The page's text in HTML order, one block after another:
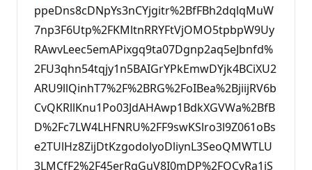
ppeDns8cDNpYs3nCYjgitr%2BfFBh2dqlqMuW
7np3F6Utp%2FKMltnRRYFtVjOMO5tpbpW9Uy
RAwvLeec5emAPixgq9ta07Dgnp2aq5eJbnfd%
2FU3qhn54tqjy1n5BAIGrYPkEmwDYjk4BCiXU2
ARU9llQinhT7%2F%2BRG%2FoIBea%2BjiijRV6b
CvQKRllKnu1Po03JdAHAwp1BdkXGVWa%2BfB
D%2Fc7LW4LHFNRU%2FF9swKSlro3l9Z061oBs
e2TUlHz8ZijDtKzgodolyoDliynL3SeoQMWTLU
3LMCfF2%2F45erRqGuV8I0mDP%2FOCyRa1iS